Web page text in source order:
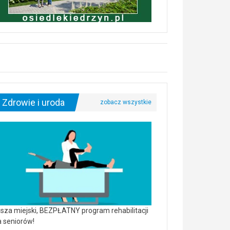
Zdrowie i uroda
miejski, BEZPŁATNY program rehabilitacji
seniorów!